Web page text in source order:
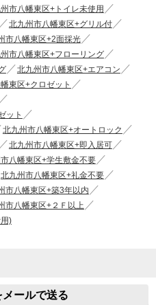
市八幡東区+トイレ未使用
北九州市八幡東区+グリル付
市八幡東区+2面採光
市八幡東区+フローリング
北九州市八幡東区+エアコン
東区+クロゼット
ット
北九州市八幡東区+オートロック
北九州市八幡東区+即入居可
八幡東区+学生敷金不要
北九州市八幡東区+礼金不要
市八幡東区+築3年以内
市八幡東区+２Ｆ以上
)
ールで送る